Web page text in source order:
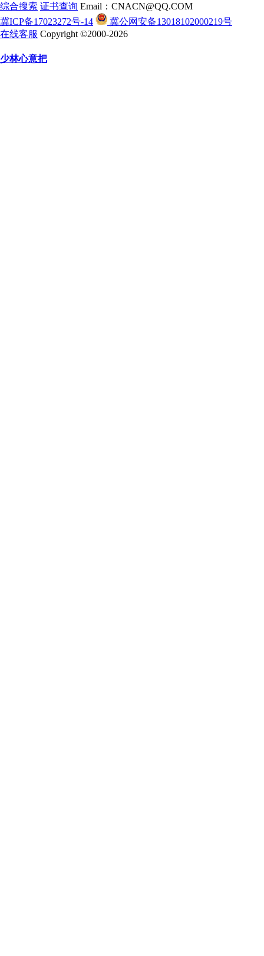
综合搜索 证书查询 Email：CNACN@QQ.COM
冀ICP备17023272号-14
冀公网安备13018102000219号
在线客服 Copyright ©2000-2026
少林心意把